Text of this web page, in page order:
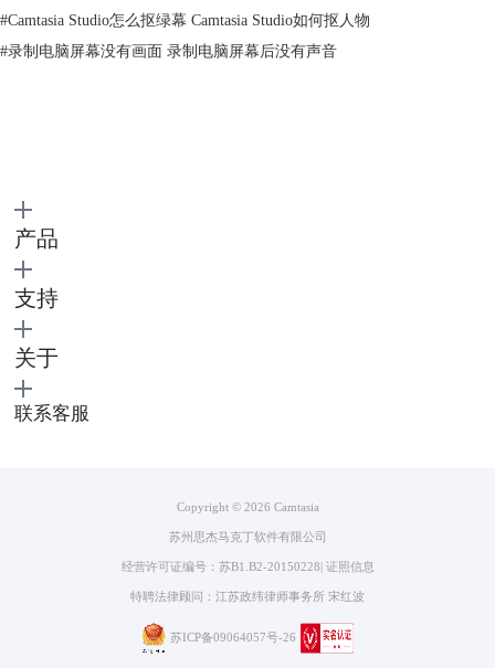
2、点击工具栏的录制按钮；
3、PPT进入放映模式，点击屏幕右下角录制窗口中的开始录制选项；
在录制过程中按下“Ctrl+Shift+F9”可暂停录制，按下ESC可以结束录制。
若想要自定义快捷键也可按下述方法进行设置。
#Camtasia Studio怎么抠绿幕 Camtasia Studio如何抠人物
#录制电脑屏幕没有画面 录制电脑屏幕后没有声音
产品
支持
关于
联系客服
Copyright © 2026 Camtasia
苏州思杰马克丁软件有限公司
经营许可证编号：苏B1.B2-20150228 证照信息
特聘法律顾问：江苏政纬律师事务所 宋红波
苏ICP备09064057号-26